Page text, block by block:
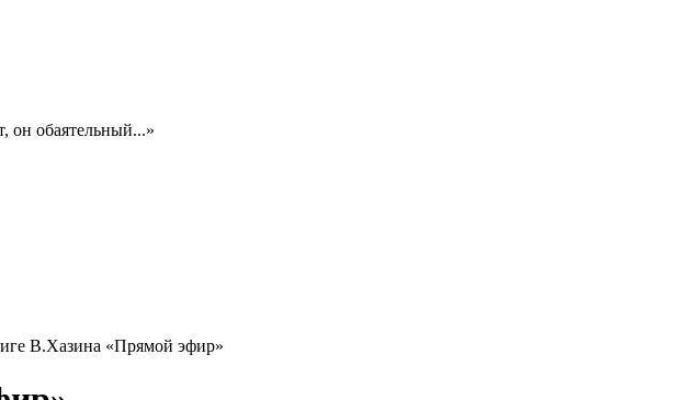
он обаятельный...»
В.Хазина «Прямой эфир»